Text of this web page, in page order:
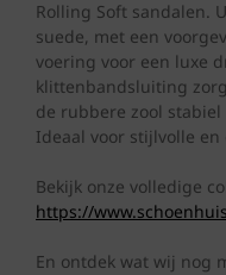
Rolling Soft sandalen.
suede, met een
voering voor een luxe
klittenbandsluiting
de rubbere zool
Ideaal voor stijlvolle
Bekijk onze volledige
https://
En ontdek wat wij nog